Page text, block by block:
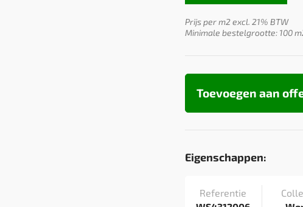
€34,50.
€31,95.
Prijs per m2 excl. 21% BTW
Minimale bestelgrootte: 100
Toevoegen aan
Eigenschappen:
Referentie